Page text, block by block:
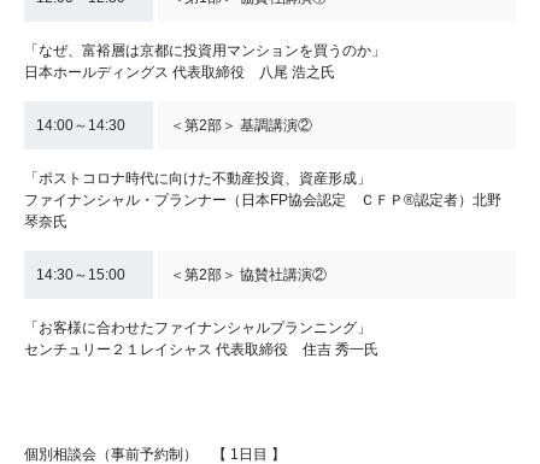
「なぜ、富裕層は京都に投資用マンションを買うのか」
日本ホールディングス 代表取締役 八尾 浩之氏
14:00～14:30 ＜第2部＞ 基調講演②
「ポストコロナ時代に向けた不動産投資、資産形成」
ファイナンシャル・プランナー（日本FP協会認定 ＣＦＰ®認定者）北野
琴奈氏
14:30～15:00 ＜第2部＞ 協賛社講演②
「お客様に合わせたファイナンシャルプランニング」
センチュリー２１レイシャス 代表取締役 住吉 秀一氏
個別相談会（事前予約制） 【 1日目 】